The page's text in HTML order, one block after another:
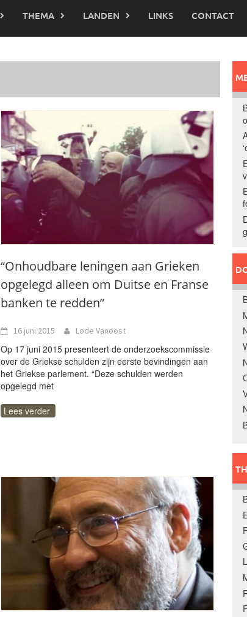
THEMA LANDEN LINKS CONTACT
“Onhoudbare leningen aan Grieken
opgelegd alleen om Duitse en Franse
banken te redden”
16 juni 2015 Lode Vanoost
Op 17 juni 2015 presenteert de onderzoekscommissie
over de Griekse schulden zijn eerste bevindingen aan
het Griekse parlement. “Deze schulden werden
opgelegd met
Lees verder